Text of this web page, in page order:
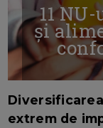
11
și
extrem de